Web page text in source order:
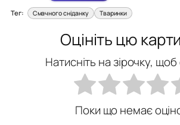
Тег: Смачного сніданку Тваринки
Оцініть цю
Натисніть на зірочку, щоб
Поки що немає